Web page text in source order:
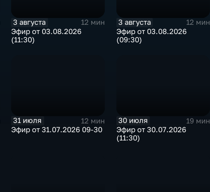
3 августа
12 мин
Эфир от 03.08.2026
(11:30)
3 августа
12 мин
Эфир от 03.08.2026
(09:30)
31 июля
12 мин
Эфир от 31.07.2026 09-30
30 июля
19 мин
Эфир от 30.07.2026
(11:30)